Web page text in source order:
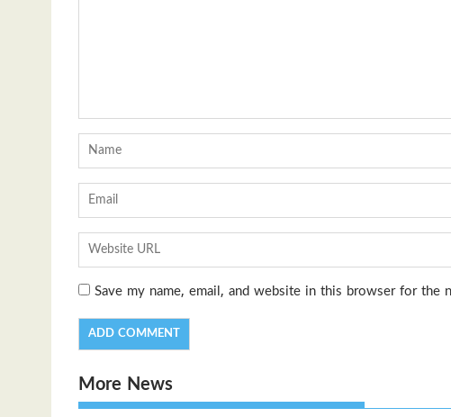
Save my name, email, and website in this browser for the
More News